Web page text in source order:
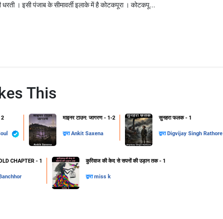
धरती । इसी पंजाब के सीमावर्ती इलाके में है कोटकपूरा । कोटकपू...
This
2 माइनर टाउन: जागरण - 1-2
द्वाराAnkit Saxena
सुनहरा फलक - 1
द्वारा Digvijay Singh Rathore
CHAPTER - 1 कुरिवाज की केद से सपनों की उड़ान तक - 1
द्वाराmiss k